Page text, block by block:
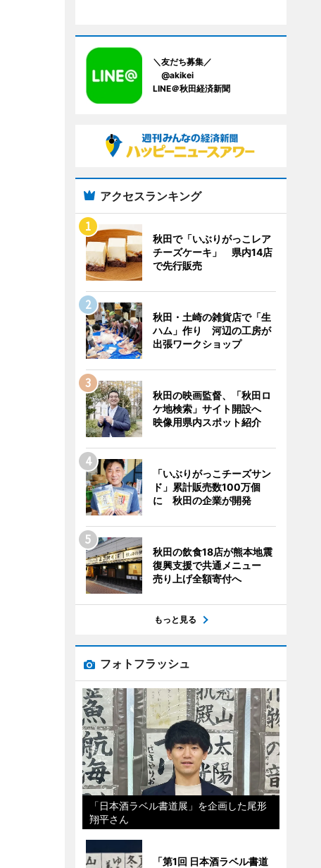
＼友だち募集／
@akikei
LINE＠秋田経済新聞
アクセスランキング
秋田で「いぶりがっこレア
チーズケーキ」 県内14店
で先行販売
秋田・土崎の雑貨店で「生
ハム」作り 河辺の工房が
出張ワークショップ
秋田の映画監督、「秋田ロ
ケ地検索」サイト開設へ
映像用県内スポット紹介
「いぶりがっこチーズサン
ド」累計販売数100万個
に 秋田の企業が開発
秋田の飲食18店が熊本地震
復興支援で共通メニュー
売り上げ全額寄付へ
もっと見る
フォトフラッシュ
「日本酒ラベル書道展」を企画した尾形
翔平さん
「第1回 日本酒ラベル書道